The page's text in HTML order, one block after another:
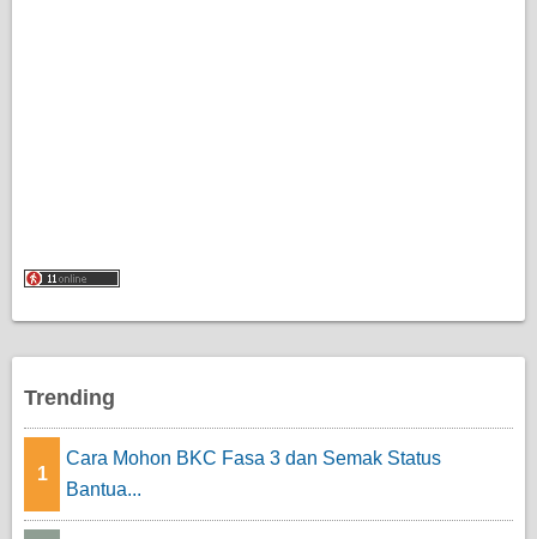
Trending
1
Cara Mohon BKC Fasa 3 dan Semak Status
Bantua...